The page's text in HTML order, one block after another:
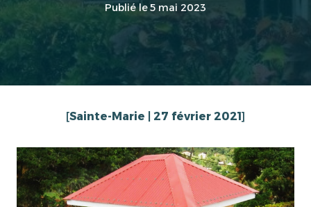
Publié le5 mai 2023
[Sainte-Marie | 27 février 2021]